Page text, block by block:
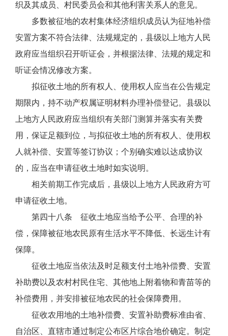
织及其成员、村民委员会和其他利害关系人的意见。
多数被征地的农村集体经济组织成员认为征地补偿
安置方案不符合法律、法规规定的，县级以上地方人民
政府应当组织召开听证会，并根据法律、法规的规定和
听证会情况修改方案。
拟征收土地的所有权人、使用权人应当在公告规定
期限内，持不动产权属证明材料办理补偿登记。县级以
上地方人民政府应当组织有关部门测算并落实有关费
用，保证足额到位，与拟征收土地的所有权人、使用权
人就补偿、安置等签订协议；个别确实难以达成协议
的，应当在申请征收土地时如实说明。
相关前期工作完成后，县级以上地方人民政府方可
申请征收土地。
第四十八条 征收土地应当给予公平、合理的补
偿，保障被征地农民原有生活水平不降低、长远生计有
保障。
征收土地应当依法及时足额支付土地补偿费、安置
补助费以及农村村民住宅、其他地上附着物和青苗等的
补偿费用，并安排被征地农民的社会保障费用。
征收农用地的土地补偿费、安置补助费标准由省、
自治区、直辖市通过制定公布区片综合地价确定。制定